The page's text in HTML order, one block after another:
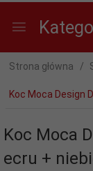
Strona główna
Koc Moca Design
Koc Moca
ecru +